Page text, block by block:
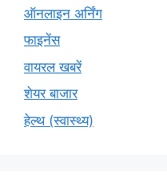
ऑनलाइन अर्निंग
फाइनेंस
वायरल खबरें
शेयर बाजार
हेल्थ (स्वास्थ्य)